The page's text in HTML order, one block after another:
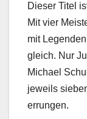
Dieser Titel
Mit vier
mit
gleich. Nur
Michael
jeweils
errungen.